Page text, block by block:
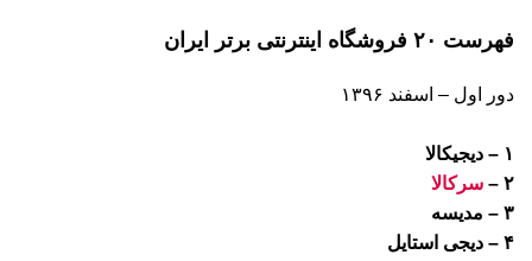
فهرست ۲۰ فروشگاه اینترنتی برتر ایران
دور اول – اسفند ۱۳۹۶
۱ – دیجیکالا
۲ –
سرکالا
۳ – مدیسه
۴ – دیجی استایل